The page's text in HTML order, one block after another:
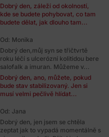
Dobrý den, záleží od okolností,
kde se budete pohybovat, co tam
budete dělat, jak dlouho tam...
Od: Monika
Dobrý den,můj syn se třičtvrtě
roku léčí s ulcerózní kolitidou bere
salofalk a imuran. Můžeme v...
Dobrý den, ano, můžete, pokud
bude stav stabilizovaný. Jen si
musí velmi pečlivě hlídat...
Od: Jana
Dobrý den, jen jsem se chtěla
zeptat jak to vypadá momentálně s